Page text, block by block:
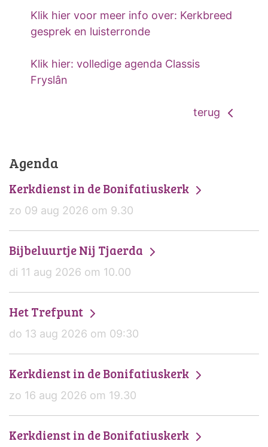
Klik hier voor meer info over: Kerkbreed
gesprek en luisterronde
Klik hier: volledige agenda Classis
Fryslân
terug
Agenda
Kerkdienst in de Bonifatiuskerk
zo 09 aug 2026 om 9.30
Bijbeluurtje Nij Tjaerda
di 11 aug 2026 om 10.00
Het Trefpunt
do 13 aug 2026 om 09:30
Kerkdienst in de Bonifatiuskerk
zo 16 aug 2026 om 19.30
Kerkdienst in de Bonifatiuskerk